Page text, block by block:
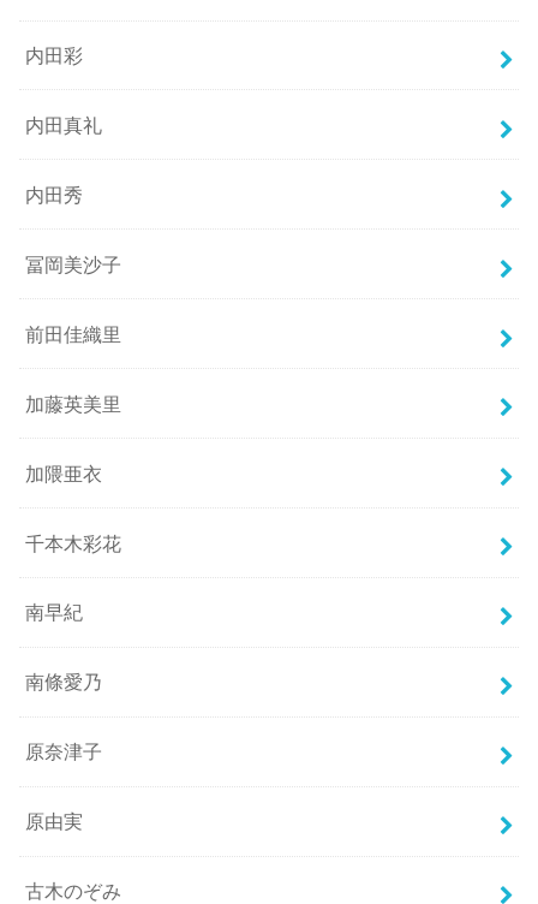
内田彩
内田真礼
内田秀
冨岡美沙子
前田佳織里
加藤英美里
加隈亜衣
千本木彩花
南早紀
南條愛乃
原奈津子
原由実
古木のぞみ